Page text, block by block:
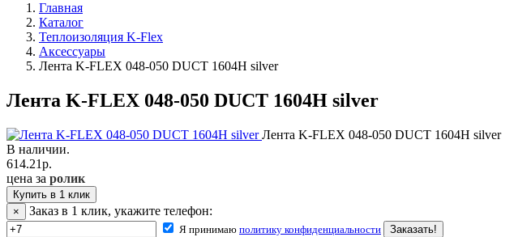
Главная
Каталог
Теплоизоляция K-Flex
Аксессуары
Лента K-FLEX 048-050 DUCT 1604H silver
Лента K-FLEX 048-050 DUCT 1604H silver
Лента K-FLEX 048-050 DUCT 1604H silver
В наличии.
614.21р.
цена за ролик
Купить в 1 клик
×
Заказ в 1 клик, укажите телефон:
Я принимаю политику конфиденциальности